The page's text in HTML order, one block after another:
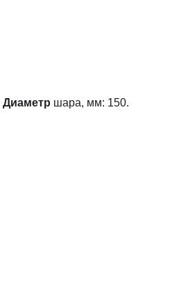
Диаметр шара, мм: 150.